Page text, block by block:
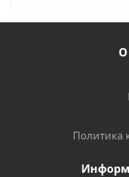
Политика